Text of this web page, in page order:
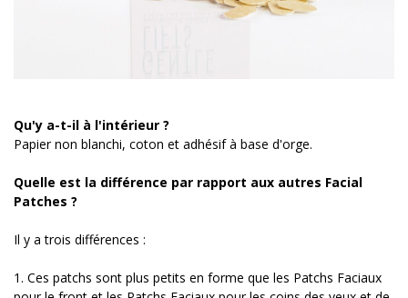
Qu'y a-t-il à l'intérieur ?
Papier non blanchi, coton et adhésif à base d'orge.
Quelle est la différence par rapport aux autres Facial
Patches ?
Il y a trois différences :
1. Ces patchs sont plus petits en forme que les Patchs Faciaux